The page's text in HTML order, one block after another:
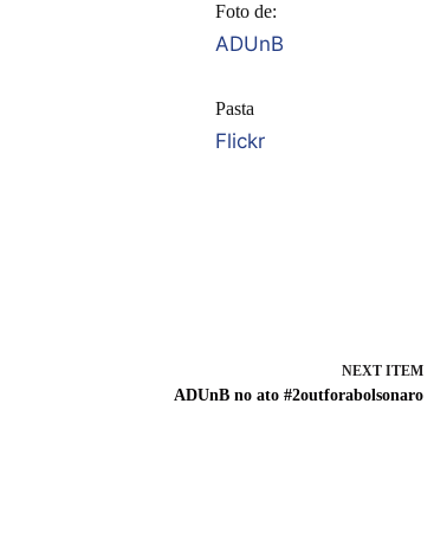
Foto de:
ADUnB
Pasta
Flickr
NEXT ITEM
ADUnB no ato #2outforabolsonaro